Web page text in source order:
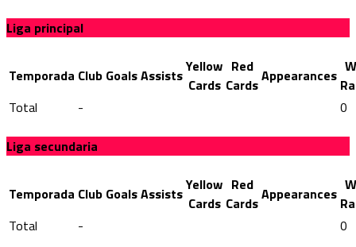
Liga principal
Temporada Club GoalsAssistsYellow
Cards
Red
CardsAppearances
Total
- 0
Liga secundaria
Temporada Club GoalsAssistsYellow
Cards
Red
CardsAppearances
Total
- 0